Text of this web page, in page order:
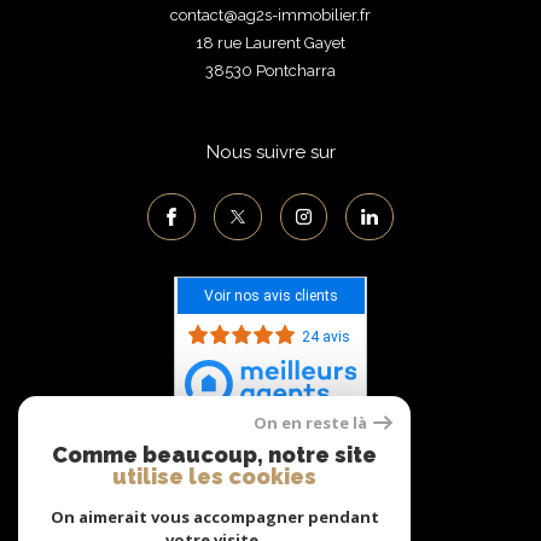
contact@ag2s-immobilier.fr
18 rue Laurent Gayet
38530
pontcharra
Nous suivre sur
Voir nos avis clients
24 avis
Adhérents
On en reste là
Comme beaucoup, notre site
utilise les cookies
On aimerait vous accompagner pendant